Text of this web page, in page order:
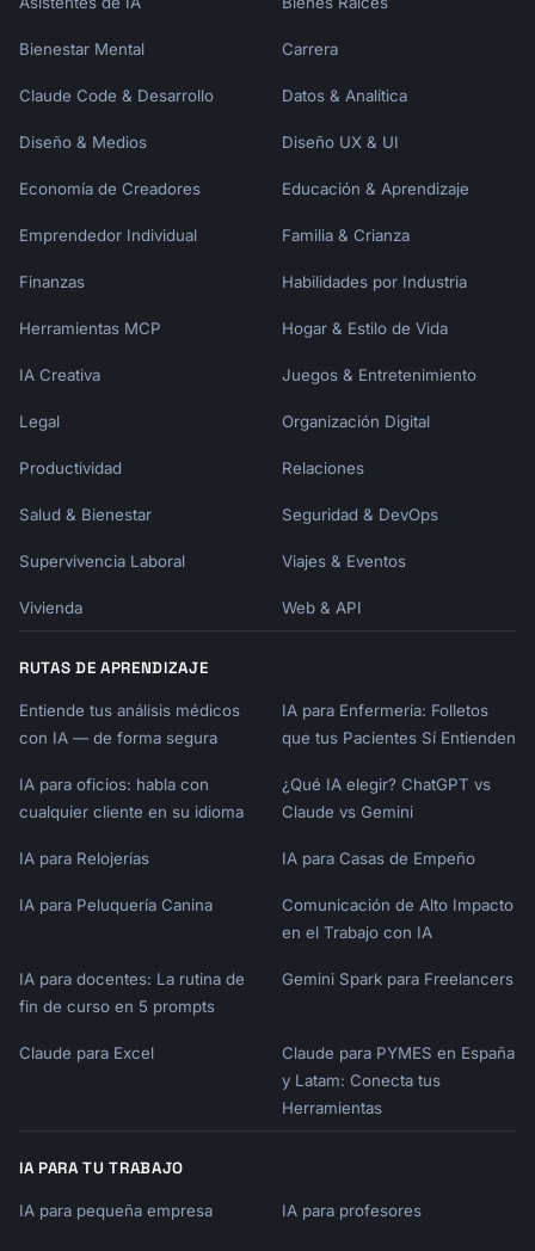
This project will specifically achieve:
1. [Project objective 1]
3. [Project objective 3]
## Success Criteria
We will measure success by:
|--------|---------|--------|
| [KPI 2]| [Value] | [Value]|
─────────────────────────────────────────────
4. APPROACH & METHODOLOGY
─────────────────────────────────────────────
and high-level
We will employ our proven [methodology name]
approach:
[Diagram or visual representation if
applicable]
## Project Phases
**Objective**: [What this phase will achieve]
**Activities**:
• [Deliverable 1]
Bienestar Mental Carrera
Claude Code & Desarrollo Datos & Analítica
Diseño & Medios Diseño UX & UI
Economía de Creadores Educación & Aprendizaje
Emprendedor Individual Familia & Crianza
Finanzas Habilidades por Industria
Herramientas MCP Hogar & Estilo de Vida
IA Creativa Juegos & Entretenimiento
Legal Organización Digital
Productividad Relaciones
Salud & Bienestar Seguridad & DevOps
Supervivencia Laboral Viajes & Eventos
Vivienda Web & API
RUTAS DE APRENDIZAJE
Entiende tus análisis médicos
con IA — de forma segura
IA para Enfermería: Folletos
que tus Pacientes Sí Entienden
IA para oficios: habla con
cualquier cliente en su idioma
¿Qué IA elegir? ChatGPT vs
Claude vs Gemini
IA para Relojerías IA para Casas de Empeño
IA para Peluquería Canina
Comunicación de Alto Impacto
en el Trabajo con IA
IA para docentes: La rutina de
fin de curso en 5 prompts
Gemini Spark para Freelancers
Claude para Excel
Claude para PYMES en España
y Latam: Conecta tus
Herramientas
IA PARA TU TRABAJO
IA para pequeña empresa IA para profesores